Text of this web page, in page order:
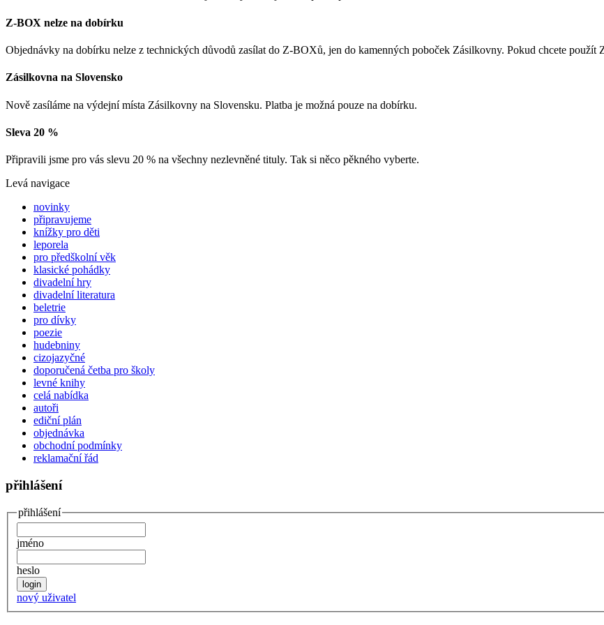
Z-BOX nelze na dobírku
Objednávky na dobírku nelze z technických důvodů zasílat do Z-BOXů, jen do kamenných poboček Zásilkovny. Pokud chcete použít
Zásilkovna na Slovensko
Nově zasíláme na výdejní místa Zásilkovny na Slovensku. Platba je možná pouze na dobírku.
Sleva 20 %
Připravili jsme pro vás slevu 20 % na všechny nezlevněné tituly. Tak si něco pěkného vyberte.
Levá navigace
novinky
připravujeme
knížky pro děti
leporela
pro předškolní věk
klasické pohádky
divadelní hry
divadelní literatura
beletrie
pro dívky
poezie
hudebniny
cizojazyčné
doporučená četba pro školy
levné knihy
celá nabídka
autoři
ediční plán
objednávka
obchodní podmínky
reklamační řád
přihlášení
přihlášení
jméno
heslo
nový uživatel